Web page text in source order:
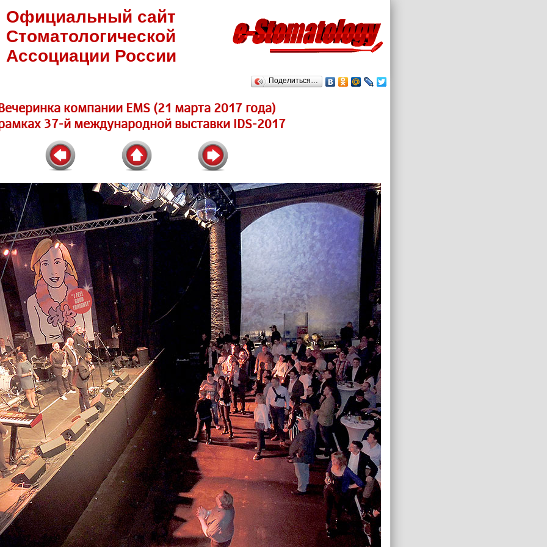
Официальный сайт
Стоматологической
Ассоциации России
Поделиться…
компании EMS (21 марта 2017 года)
37-й международной выставки IDS-2017